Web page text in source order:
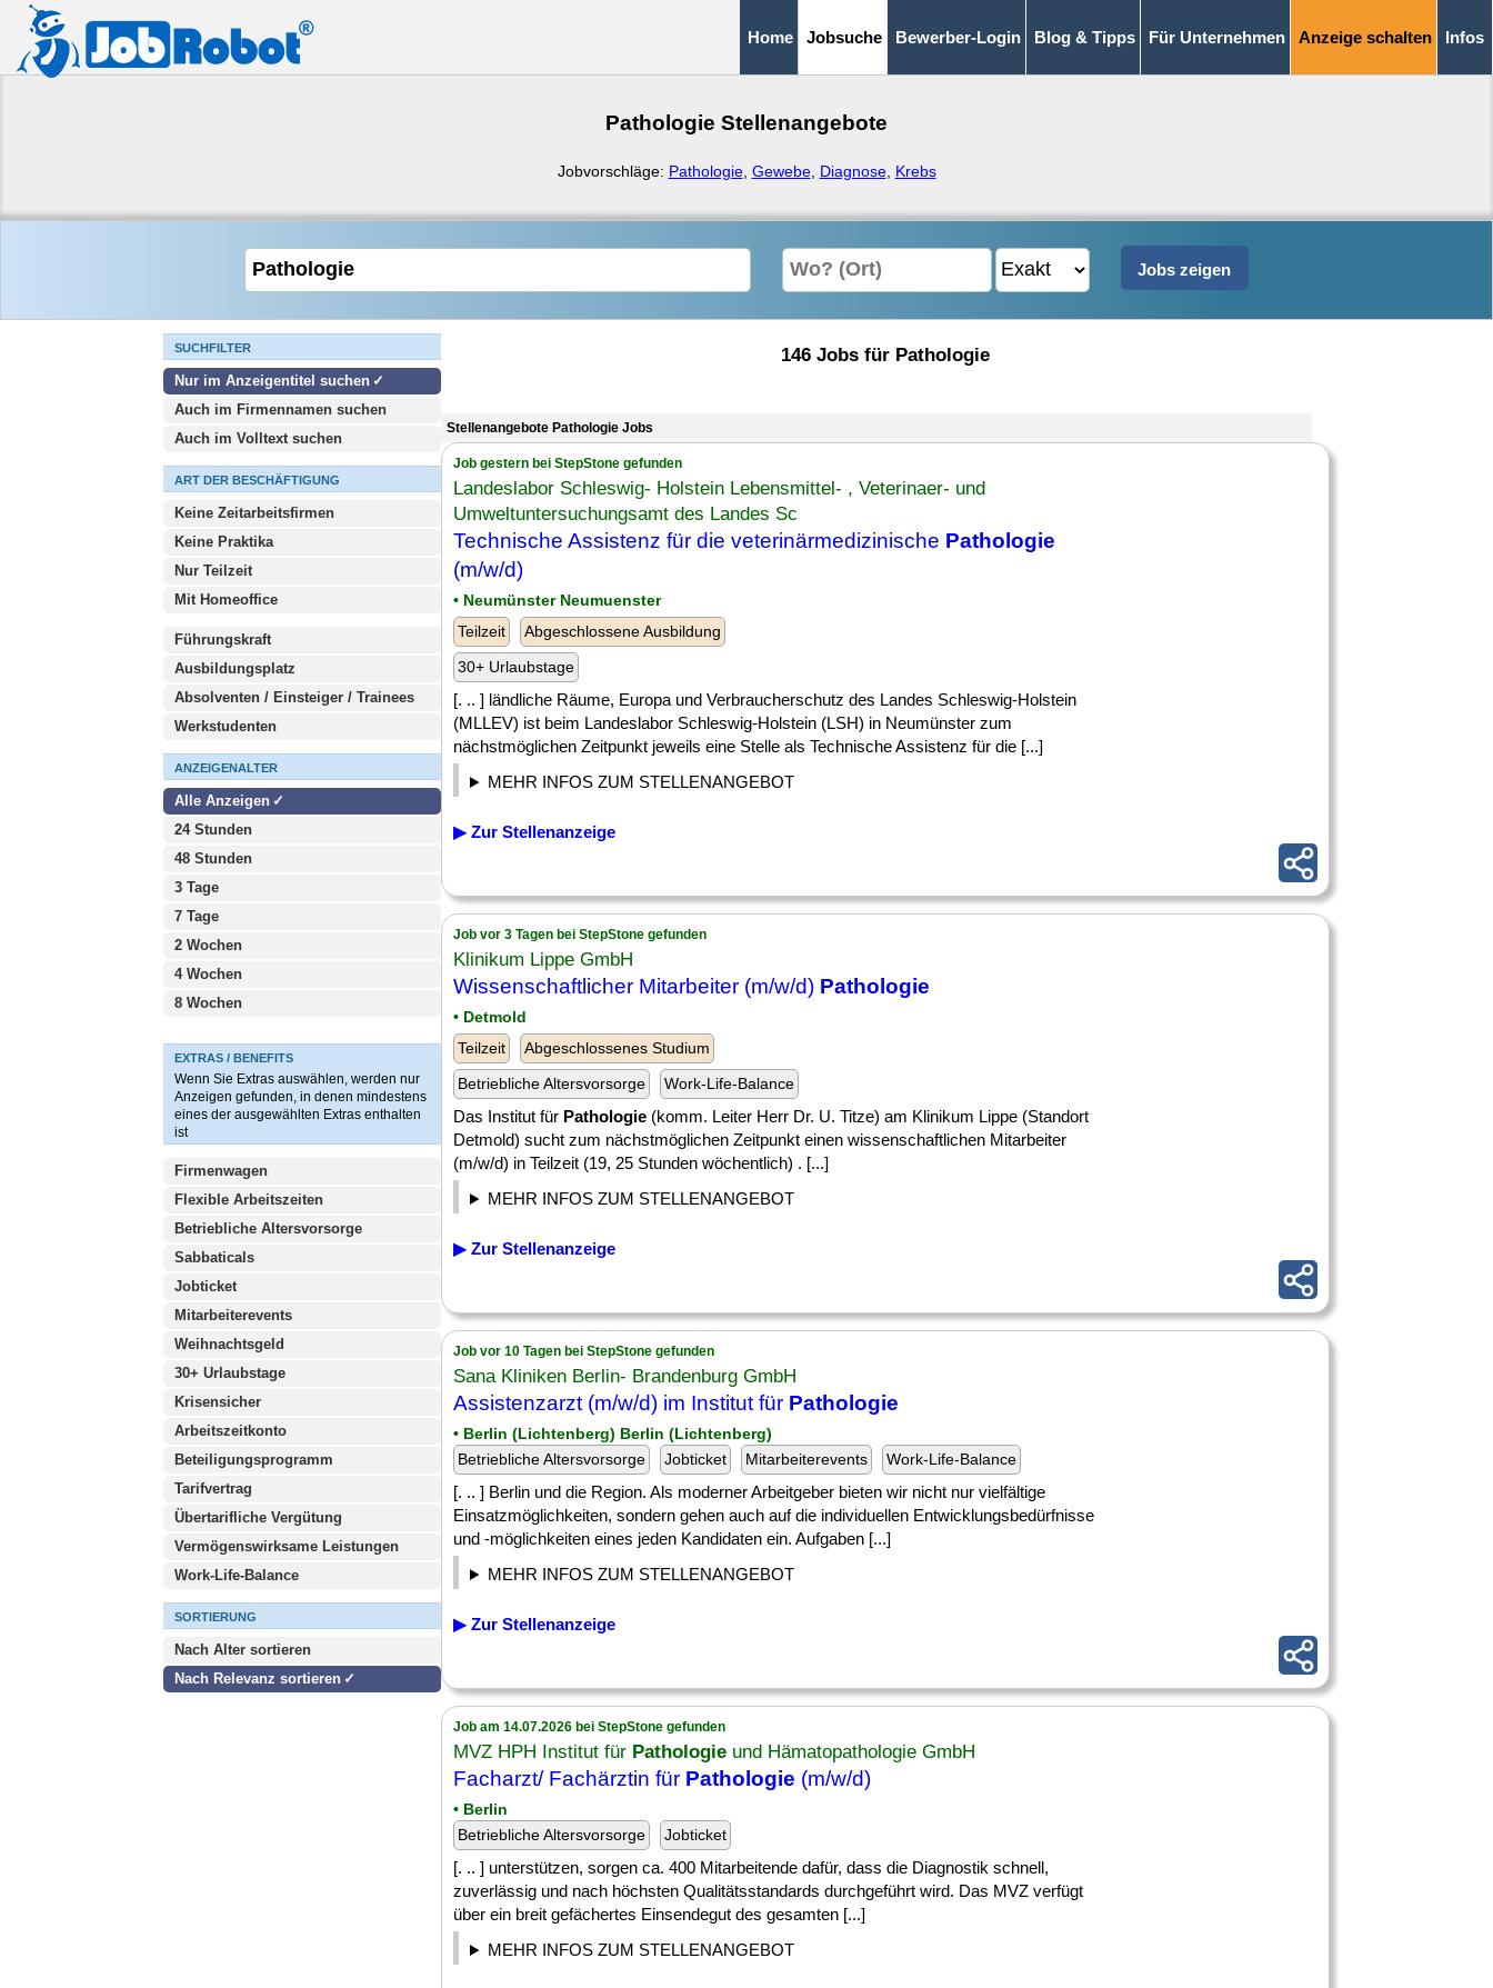
Home Jobsuche Bewerber-Login Blog & Tipps Für Unternehmen Anzeige schalten Infos
Pathologie Stellenangebote
Jobvorschläge: Pathologie, Gewebe, Diagnose, Krebs
SUCHFILTER
Nur im Anzeigentitel suchen
Auch im Firmennamen suchen
Auch im Volltext suchen
ART DER BESCHÄFTIGUNG
Keine Zeitarbeitsfirmen
Keine Praktika
Nur Teilzeit
Mit Homeoffice
Führungskraft
Ausbildungsplatz
Absolventen / Einsteiger / Trainees
Werkstudenten
ANZEIGENALTER
Alle Anzeigen
24 Stunden
48 Stunden
3 Tage
7 Tage
2 Wochen
4 Wochen
8 Wochen
EXTRAS / BENEFITS
Wenn Sie Extras auswählen, werden nur
Anzeigen gefunden, in denen mindestens
eines der ausgewählten Extras enthalten
ist
Firmenwagen
Flexible Arbeitszeiten
Betriebliche Altersvorsorge
Sabbaticals
Jobticket
Mitarbeiterevents
Weihnachtsgeld
30+ Urlaubstage
Krisensicher
Arbeitszeitkonto
Beteiligungsprogramm
Tarifvertrag
Übertarifliche Vergütung
Vermögenswirksame Leistungen
Work-Life-Balance
SORTIERUNG
Nach Alter sortieren
Nach Relevanz sortieren
146 Jobs für Pathologie
Stellenangebote Pathologie Jobs
Job gestern bei StepStone gefunden
Landeslabor Schleswig- Holstein Lebensmittel- , Veterinaer- und
Umweltuntersuchungsamt des Landes Sc
Technische Assistenz für die veterinärmedizinische Pathologie
(m/w/d)
• Neumünster Neumuenster
Teilzeit
Abgeschlossene Ausbildung
30+ Urlaubstage
[. .. ] ländliche Räume, Europa und Verbraucherschutz des Landes Schleswig-Holstein
(MLLEV) ist beim Landeslabor Schleswig-Holstein (LSH) in Neumünster zum
nächstmöglichen Zeitpunkt jeweils eine Stelle als Technische Assistenz für die [...]
MEHR INFOS ZUM STELLENANGEBOT
▶ Zur Stellenanzeige
Job vor 3 Tagen bei StepStone gefunden
Klinikum Lippe GmbH
Wissenschaftlicher Mitarbeiter (m/w/d) Pathologie
• Detmold
Teilzeit
Abgeschlossenes Studium
Betriebliche Altersvorsorge
Work-Life-Balance
Das Institut für Pathologie (komm. Leiter Herr Dr. U. Titze) am Klinikum Lippe (Standort
Detmold) sucht zum nächstmöglichen Zeitpunkt einen wissenschaftlichen Mitarbeiter
(m/w/d) in Teilzeit (19, 25 Stunden wöchentlich) . [...]
MEHR INFOS ZUM STELLENANGEBOT
▶ Zur Stellenanzeige
Job vor 10 Tagen bei StepStone gefunden
Sana Kliniken Berlin- Brandenburg GmbH
Assistenzarzt (m/w/d) im Institut für Pathologie
• Berlin (Lichtenberg) Berlin (Lichtenberg)
Betriebliche Altersvorsorge
Jobticket Mitarbeiterevents Work-Life-Balance
[. .. ] Berlin und die Region. Als moderner Arbeitgeber bieten wir nicht nur vielfältige
Einsatzmöglichkeiten, sondern gehen auch auf die individuellen Entwicklungsbedürfnisse
und -möglichkeiten eines jeden Kandidaten ein. Aufgaben [...]
MEHR INFOS ZUM STELLENANGEBOT
▶ Zur Stellenanzeige
Job am 14.07.2026 bei StepStone gefunden
MVZ HPH Institut für Pathologie und Hämatopathologie GmbH
Facharzt/ Fachärztin für Pathologie (m/w/d)
• Berlin
Betriebliche Altersvorsorge
Jobticket
[. .. ] unterstützen, sorgen ca. 400 Mitarbeitende dafür, dass die Diagnostik schnell,
zuverlässig und nach höchsten Qualitätsstandards durchgeführt wird. Das MVZ verfügt
über ein breit gefächertes Einsendegut des gesamten [...]
MEHR INFOS ZUM STELLENANGEBOT